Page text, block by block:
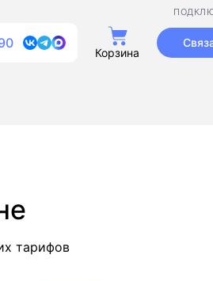
Корзина
тарифов